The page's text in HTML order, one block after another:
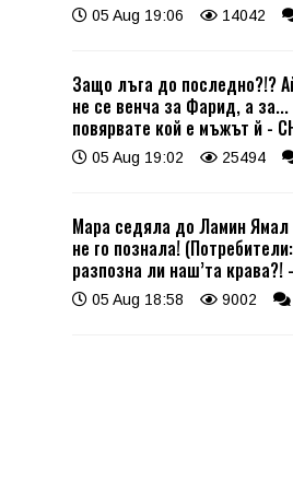
05 Aug 19:06 14042
Защо лъга до последно?!?
не се венча за Фарид, а
повярвате кой е мъжът й -
05 Aug 19:02 25494
Мара седяла до Ламин Ямал
не го познала!
разпозна ли наш’та
05 Aug 18:58 9002